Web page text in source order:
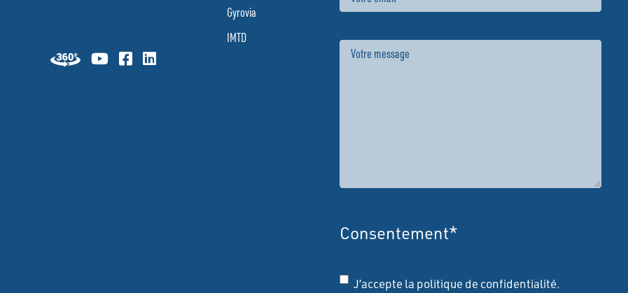
Gyrovia
IMTD
Message
Consentement*
J’accepte la politique de confidentialité.